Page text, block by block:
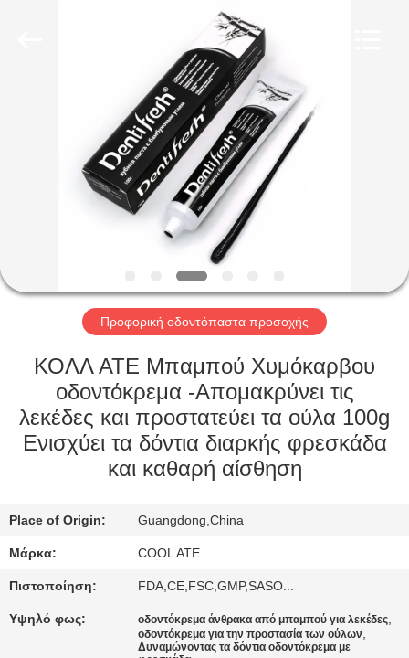
ΠΡΟΪΌΝΤΑ
ΒΊΝΤΕΟ
ΠΕΡΊΠΟΥ
ΕΜΕΊΣ
ΓΎΡΟΣ
ΕΡΓΟΣΤΑΣΊΩΝ
ΠΟΙΟΤΙΚΌΣ
ΈΛΕΓΧΟΣ
ΜΑΣ
ΕΛΆΤΕ
ΣΕ
ΕΠΑΦΉ
Προφορική οδοντόπαστα προσοχής
ΚΟΛΛ ΑΤΕ Μπαμπού Χυμόκαρβου
οδοντόκρεμα -Απομακρύνει τις
λεκέδες και προστατεύει τα ούλα 100g
Ενισχύει τα δόντια διαρκής φρεσκάδα
και καθαρή αίσθηση
Place of Origin: Guangdong,China
Μάρκα: COOL ATE
Πιστοποίηση: FDA,CE,FSC,GMP,SASO...
Υψηλό φως: οδοντόκρεμα άνθρακα από μπαμπού για λεκέδες,
οδοντόκρεμα για την προστασία των ούλων,
Δυναμώνοντας τα δόντια οδοντόκρεμα με